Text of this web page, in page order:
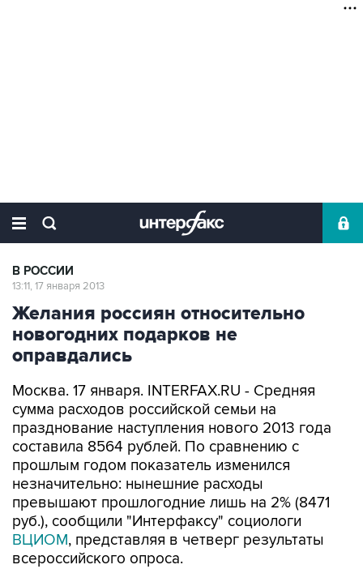
В РОССИИ
13:11, 17 января 2013
Желания россиян относительно
новогодних подарков не
оправдались
Москва. 17 января. INTERFAX.RU - Средняя
сумма расходов российской семьи на
празднование наступления нового 2013 года
составила 8564 рублей. По сравнению с
прошлым годом показатель изменился
незначительно: нынешние расходы
превышают прошлогодние лишь на 2% (8471
руб.), сообщили "Интерфаксу" социологи
ВЦИОМ, представляя в четверг результаты
всероссийского опроса.